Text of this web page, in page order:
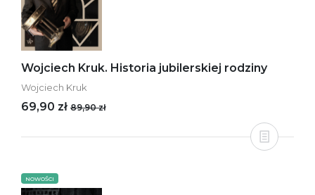
Wojciech Kruk. Historia jubilerskiej rodziny
Wojciech Kruk
69,90 zł 89,90 zł
NOWOŚCI